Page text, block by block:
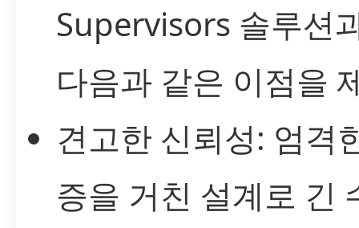
Supervisors 솔루션
다음과 같은 이점을
견고한 신뢰성: 엄격
증을 거친 설계로 긴